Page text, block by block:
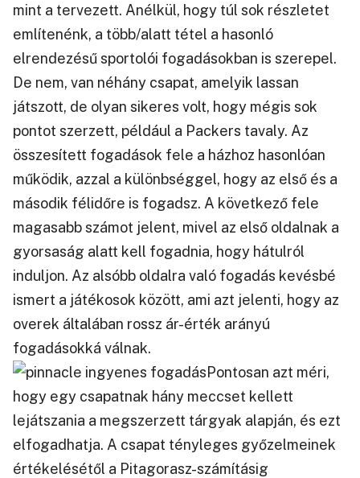
mint a tervezett. Anélkül, hogy túl sok részletet
említenénk, a több/alatt tétel a hasonló
elrendezésű sportolói fogadásokban is szerepel.
De nem, van néhány csapat, amelyik lassan
játszott, de olyan sikeres volt, hogy mégis sok
pontot szerzett, például a Packers tavaly. Az
összesített fogadások fele a házhoz hasonlóan
működik, azzal a különbséggel, hogy az első és a
második félidőre is fogadsz. A következő fele
magasabb számot jelent, mivel az első oldalnak a
gyorsaság alatt kell fogadnia, hogy hátulról
induljon. Az alsóbb oldalra való fogadás kevésbé
ismert a játékosok között, ami azt jelenti, hogy az
overek általában rossz ár-érték arányú
fogadásokká válnak.
Pontosan azt méri,
hogy egy csapatnak hány meccset kellett
lejátszania a megszerzett tárgyak alapján, és ezt
elfogadhatja. A csapat tényleges győzelmeinek
értékelésétől a Pitagorasz-számításig